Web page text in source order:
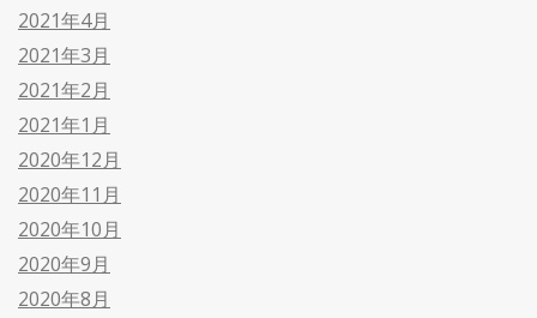
2021年4月
2021年3月
2021年2月
2021年1月
2020年12月
2020年11月
2020年10月
2020年9月
2020年8月